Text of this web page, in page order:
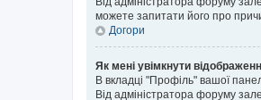
можете запитати його про
Догори
Як мені увімкнути
В вкладці "Профіль" вашої
Від адміністратора форуму